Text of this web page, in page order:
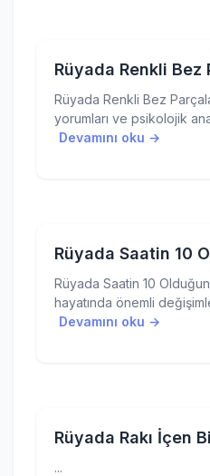
Rüyada Renkli Bez
Rüyada Renkli Bez
yorumları ve psikolojik
Devamını oku →
Rüyada Saatin 10
Rüyada Saatin 10
hayatında önemli
Devamını oku →
Rüyada Rakı İçen
...